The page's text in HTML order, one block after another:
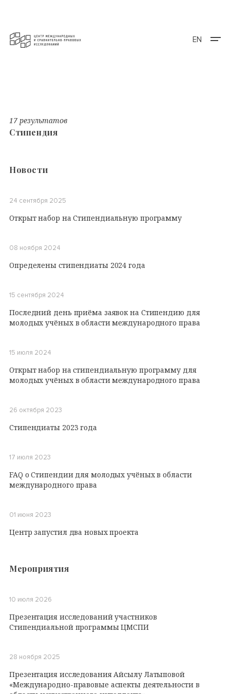
EN
17 результатов
Cтипендия
Новости
24 сентября 2025
Открыт набор на Стипендиальную программу
08 ноября 2024
Определены стипендиаты 2024 года
15 сентября 2024
Последний день приёма заявок на Стипендию для
молодых учёных в области международного права
15 июля 2024
Открыт набор на стипендиальную программу для
молодых учёных в области международного права
26 октября 2023
Стипендиаты 2023 года
17 июля 2023
FAQ о Стипендии для молодых учёных в области
международного права
01 июня 2023
Центр запустил два новых проекта
Мероприятия
10 июля 2026
Презентация исследований участников
Стипендиальной программы ЦМСПИ
28 ноября 2025
Презентация исследования Айсылу Латыповой
«Международно-правовые аспекты деятельности в